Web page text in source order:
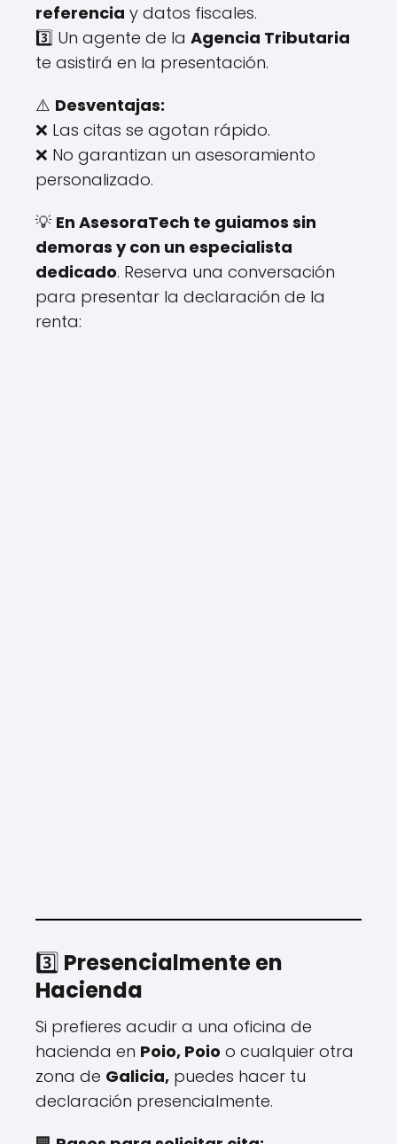
referencia y datos fiscales.
3️⃣ Un agente de la Agencia Tributaria
te asistirá en la presentación.
⚠️ Desventajas:
❌ Las citas se agotan rápido.
❌ No garantizan un asesoramiento
personalizado.
💡 En AsesoraTech te guiamos sin
demoras y con un especialista
dedicado. Reserva una conversación
para presentar la declaración de la
renta:
3️⃣ Presencialmente en
Hacienda
Si prefieres acudir a una oficina de
hacienda en Poio, Poio o cualquier otra
zona de Galicia, puedes hacer tu
declaración presencialmente.